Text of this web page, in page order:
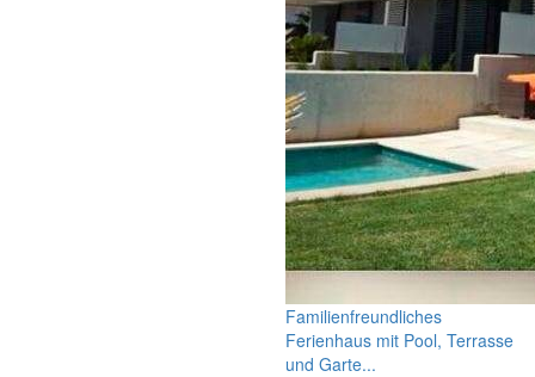
Familienfreundliches
Ferienhaus mit Pool, Terrasse
und Garte...